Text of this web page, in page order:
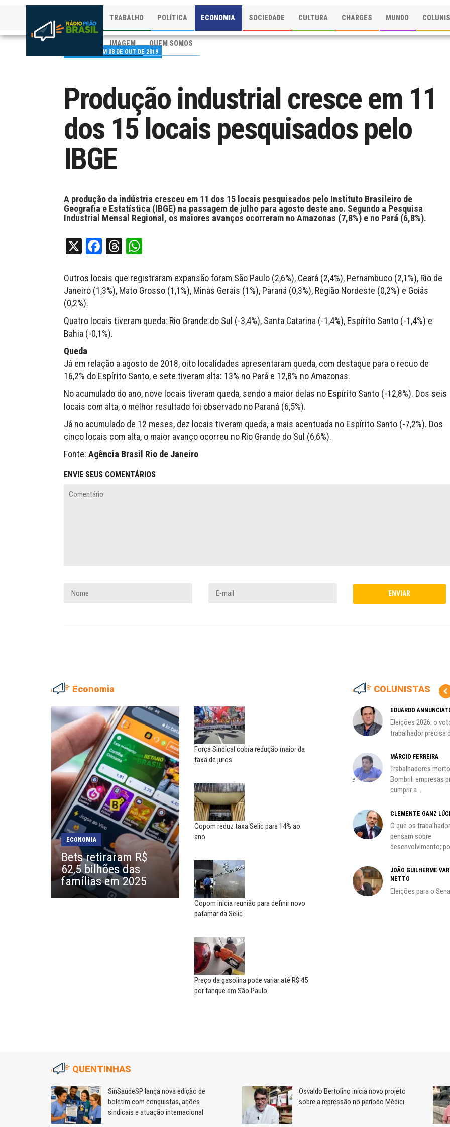
TRABALHO POLÍTICA ECONOMIA SOCIEDADE CULTURA CHARGES MUNDO
IMAGEM QUEM SOMOS
PUBLICADO EM 08 DE OUT DE 2019
Produção industrial cresce em 11
dos 15 locais pesquisados pelo
IBGE
A produção da indústria cresceu em 11 dos 15 locais pesquisados pelo Instituto Brasileiro de
Geografia e Estatística (IBGE) na passagem de julho para agosto deste ano. Segundo a Pesquisa
Industrial Mensal Regional, os maiores avanços ocorreram no Amazonas (7,8%) e no Pará (6,8%).
X Facebook
Threads
Outros locais que registraram expansão foram São Paulo (2,6%), Ceará (2,4%), Pernambuco (2,1%), Rio de
Janeiro (1,3%), Mato Grosso (1,1%), Minas Gerais (1%), Paraná (0,3%), Região Nordeste (0,2%) e Goiás
(0,2%).
Quatro locais tiveram queda: Rio Grande do Sul (-3,4%), Santa Catarina (-1,4%), Espírito Santo (-1,4%) e
Bahia (-0,1%).
Queda
Já em relação a agosto de 2018, oito localidades apresentaram queda, com destaque para o recuo de
16,2% do Espírito Santo, e sete tiveram alta: 13% no Pará e 12,8% no Amazonas.
No acumulado do ano, nove locais tiveram queda, sendo a maior delas no Espírito Santo (-12,8%). Dos seis
locais com alta, o melhor resultado foi observado no Paraná (6,5%).
Já no acumulado de 12 meses, dez locais tiveram queda, a mais acentuada no Espírito Santo (-7,2%). Dos
cinco locais com alta, o maior avanço ocorreu no Rio Grande do Sul (6,6%).
Fonte: Agência Brasil Rio de Janeiro
ENVIE SEUS COMENTÁRIOS
Economia
ECONOMIA
Bets retiraram R$
62,5 bilhões das
famílias em 2025
Força Sindical cobra redução maior da
taxa de juros
Copom reduz taxa Selic para 14% ao
ano
Copom inicia reunião para definir novo
patamar da Selic
Preço da gasolina pode variar até R$ 45
por tanque em São Paulo
COLUNISTAS
ADRIANA MARCOLINO
Adriana Marcolino destaca
impacto do salário mínimo na...
Sindec: 94 anos de união e
EDUARDO ANNUNCIATO CHICÃO
Sem salário digno e proteção
social, não existe...
EUSÉBIO PINTO NETO
A fortaleza do sindicato
MARIA AUXILIADORA
Agosto Lilás: todos e todas no
combate à...
SERGIO LUIZ LEITE (SERGINHO)
Saúde mental:
responsabilidade de todos
MIGUEL TORRES
A luta continua: agora o foco é
o...
CARLOS LOPES
O resgate do nosso Estado
Nacional; por Carlos...
A geopolítica nas eleições de
EDUARDO
Eleições 2026: o
trabalhador precisa
MÁRCIO FERREIRA
Trabalhadores
Bombril: empresas
cumprir a...
CLEMENTE GANZ
O que os
pensam sobre
desenvolvimento;
JOÃO GUILHERME
NETTO
Eleições para o
QUENTINHAS
SinSaúdeSP lança nova edição de
boletim com conquistas, ações
sindicais e atuação internacional
Osvaldo Bertolino inicia novo projeto
sobre a repressão no período Médici